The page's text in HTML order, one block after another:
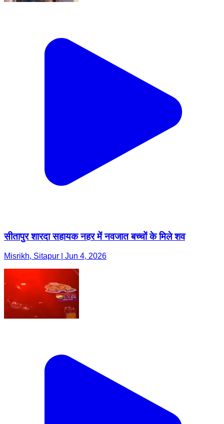
सीतापुर शारदा सहायक नहर में नवजात बच्चों के मिले शव
Misrikh, Sitapur | Jun 4, 2026